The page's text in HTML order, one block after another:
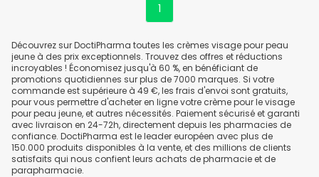
1
Découvrez sur DoctiPharma toutes les crèmes visage pour peau
jeune à des prix exceptionnels. Trouvez des offres et réductions
incroyables ! Économisez jusqu'à 60 %, en bénéficiant de
promotions quotidiennes sur plus de 7000 marques. Si votre
commande est supérieure à 49 €, les frais d'envoi sont gratuits,
pour vous permettre d'acheter en ligne votre crème pour le visage
pour peau jeune, et autres nécessités. Paiement sécurisé et garanti
avec livraison en 24-72h, directement depuis les pharmacies de
confiance. DoctiPharma est le leader européen avec plus de
150.000 produits disponibles à la vente, et des millions de clients
satisfaits qui nous confient leurs achats de pharmacie et de
parapharmacie.